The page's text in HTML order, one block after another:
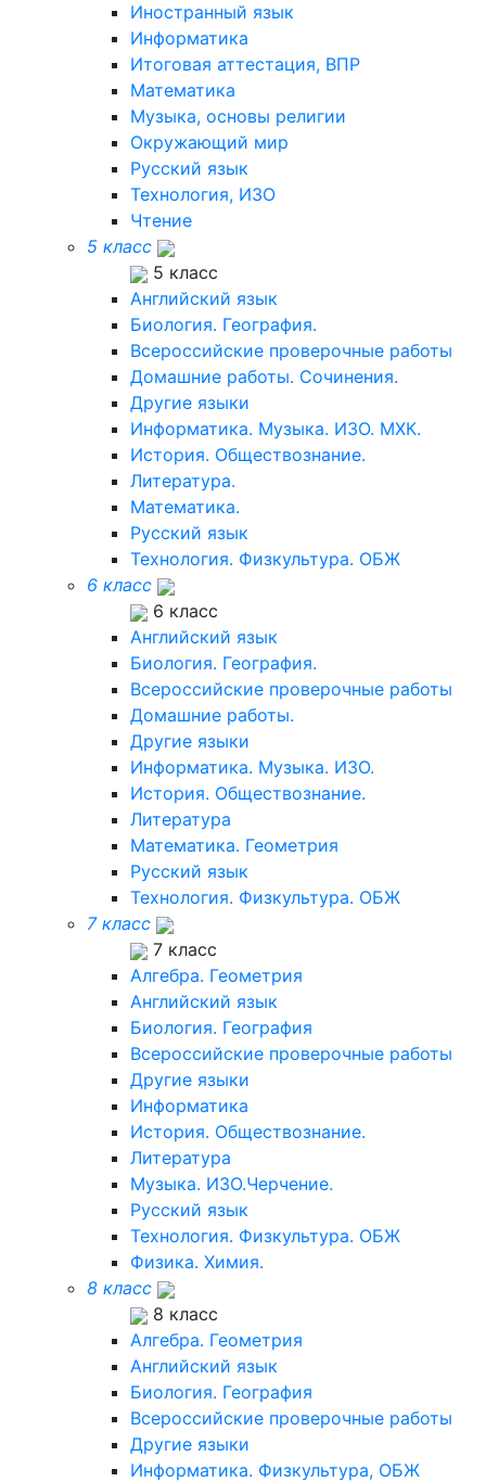
Иностранный язык
Информатика
Итоговая аттестация, ВПР
Математика
Музыка, основы религии
Окружающий мир
Русский язык
Технология, ИЗО
Чтение
5 класс
5 класс
Английский язык
Биология. География.
Всероссийские проверочные работы
Домашние работы. Сочинения.
Другие языки
Информатика. Музыка. ИЗО. МХК.
История. Обществознание.
Литература.
Математика.
Русский язык
Технология. Физкультура. ОБЖ
6 класс
6 класс
Английский язык
Биология. География.
Всероссийские проверочные работы
Домашние работы.
Другие языки
Информатика. Музыка. ИЗО.
История. Обществознание.
Литература
Математика. Геометрия
Русский язык
Технология. Физкультура. ОБЖ
7 класс
7 класс
Алгебра. Геометрия
Английский язык
Биология. География
Всероссийские проверочные работы
Другие языки
Информатика
История. Обществознание.
Литература
Музыка. ИЗО.Черчение.
Русский язык
Технология. Физкультура. ОБЖ
Физика. Химия.
8 класс
8 класс
Алгебра. Геометрия
Английский язык
Биология. География
Всероссийские проверочные работы
Другие языки
Информатика. Физкультура, ОБЖ